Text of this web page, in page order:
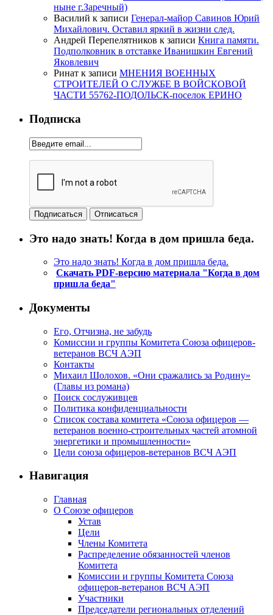
ныне г.Заречный)
Василий к записи Генерал-майор Савинов Юрий
Михайлович. Оставил яркий в жизни след.
Андрей Перепелятников к записи Книга памяти.
Подполковник в отставке Иванишкин Евгений
Яковлевич
Ринат к записи МНЕНИЯ ВОЕННЫХ
СТРОИТЕЛЕЙ О СЛУЖБЕ В ВОЙСКОВОЙ
ЧАСТИ 55762-ПОДОЛЬСК-поселок ЕРИНО
Подписка
Это надо знать! Когда в дом пришла беда.
Это надо знать! Когда в дом пришла беда.
Скачать PDF-версию материала "Когда в дом
пришла беда"
Документы
Его, Отчизна, не забудь
Комиссии и группы Комитета Союза офицеров-
ветеранов ВСЧ АЭП
Контакты
Михаил Шолохов. «Они сражались за Родину»
(Главы из романа)
Поиск сослуживцев
Политика конфиденциальности
Список состава комитета «Союза офицеров —
ветеранов военно-строительных частей атомной
энергетики и промышленности»
Цели союза офицеров-ветеранов ВСЧ АЭП
Навигация
Главная
О Союзе офицеров
Устав
Цели
Члены Комитета
Распределение обязанностей членов
Комитета
Комиссии и группы Комитета Союза
офицеров-ветеранов ВСЧ АЭП
Участники
Председатели региональных отделений